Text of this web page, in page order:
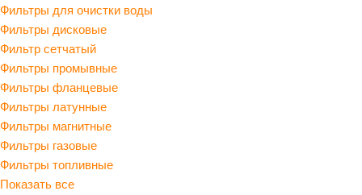
Фильтры для очистки воды
Фильтры дисковые
Фильтр сетчатый
Фильтры промывные
Фильтры фланцевые
Фильтры латунные
Фильтры магнитные
Фильтры газовые
Фильтры топливные
Показать все